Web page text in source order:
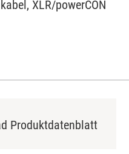
XLR/powerCON
Produktdatenblatt